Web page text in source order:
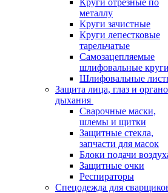
Круги отрезные по
металлу
Круги зачистные
Круги лепестковые
тарельчатые
Самозацепляемые
шлифовальные круги
Шлифовальные
Защита лица, глаз и
дыхания
Сварочные маски,
шлемы и щитки
Защитные стекла,
запчасти для масок
Блоки подачи
Защитные очки
Респираторы
Спецодежда для